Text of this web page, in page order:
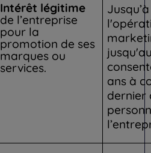
Intérêt légitime
de l’entreprise
pour la
promotion de ses
marques ou
services.
ans à
dernier